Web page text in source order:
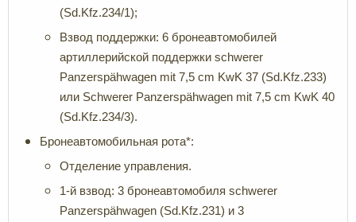
(Sd.Kfz.234/1);
Взвод поддержки: 6 бронеавтомобилей
артиллерийской поддержки schwerer
Panzerspähwagen mit 7,5 cm KwK 37 (Sd.Kfz.233)
или Schwerer Panzerspähwagen mit 7,5 cm KwK 40
(Sd.Kfz.234/3).
Бронеавтомобильная рота*:
Отделение управления.
1-й взвод: 3 бронеавтомобиля schwerer
Panzerspähwagen (Sd.Kfz.231) и 3